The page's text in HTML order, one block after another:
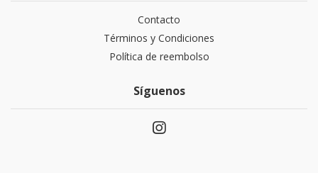
Contacto
Términos y Condiciones
Política de reembolso
Síguenos